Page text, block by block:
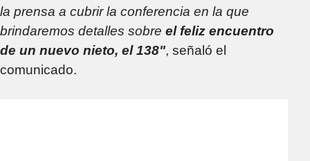
la prensa a cubrir la conferencia en la que
brindaremos detalles sobre el feliz encuentro
de un nuevo nieto, el 138", señaló el
comunicado.